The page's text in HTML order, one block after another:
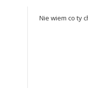
Nie wiem co ty